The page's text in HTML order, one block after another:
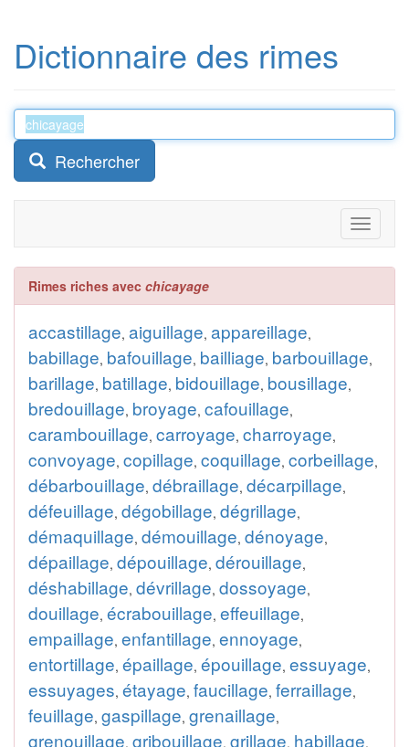
Dictionnaire des rimes
Rechercher
Toggle
Rimes riches avec chicayage
accastillage, aiguillage, appareillage,
babillage, bafouillage, bailliage, barbouillage,
barillage, batillage, bidouillage, bousillage,
bredouillage, broyage, cafouillage,
carambouillage, carroyage, charroyage,
convoyage, copillage, coquillage, corbeillage,
débarbouillage, débraillage, décarpillage,
défeuillage, dégobillage, dégrillage,
démaquillage, démouillage, dénoyage,
dépaillage, dépouillage, dérouillage,
déshabillage, dévrillage, dossoyage,
douillage, écrabouillage, effeuillage,
empaillage, enfantillage, ennoyage,
entortillage, épaillage, épouillage, essuyage,
essuyages, étayage, faucillage, ferraillage,
feuillage, gaspillage, grenaillage,
grenouillage, gribouillage, grillage, habillage,